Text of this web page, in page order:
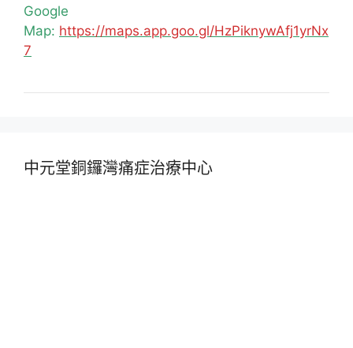
Google
Map: https://maps.app.goo.gl/HzPiknywAfj1yrNx
7
中元堂銅鑼灣痛症治療中心